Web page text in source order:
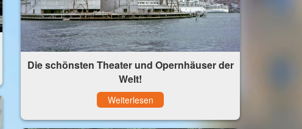
Die schönsten Theater und Opernhäuser der
Welt!
Weiterlesen